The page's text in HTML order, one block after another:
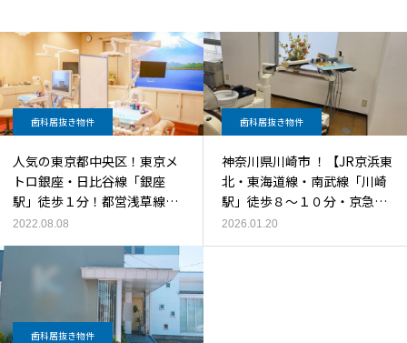
歯科居抜き物件
人気の東京都中央区！東京メ
トロ銀座・日比谷線「銀座
駅」徒歩１分！都営浅草線
「東銀座駅」徒歩３分！路面
2022.08.08
歯科居抜き物件
神奈川県川崎市 ！【JR京浜東
北・東海道線・南武線「川崎
駅」徒歩８〜１０分・京急線
「京急川崎駅」徒歩６分から
2026.01.20
歯科居抜き物件